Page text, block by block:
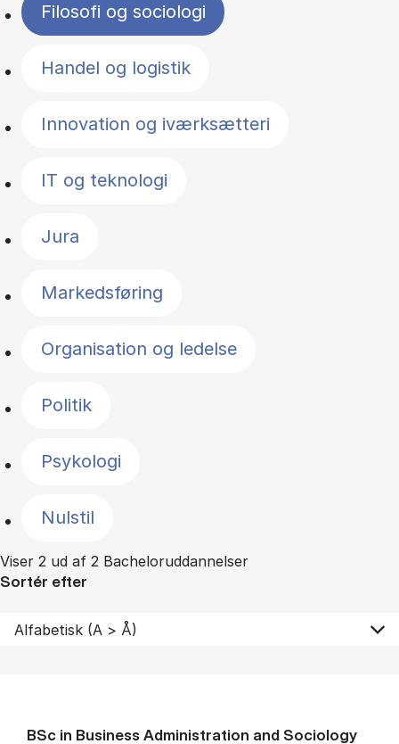
Filosofi og sociologi
Handel og logistik
Innovation og iværksætteri
IT og teknologi
Jura
Markedsføring
Organisation og ledelse
Politik
Psykologi
Nulstil
Viser 2 ud af 2 Bacheloruddannelser
Sortér efter
BSc in Busi­ness Ad­min­is­tra­tion and So­ci­ology